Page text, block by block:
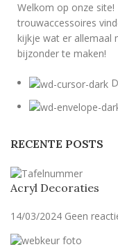
Welkom op onze
trouwaccessoires
kijkje wat er allemaal
bijzonder te maken!
RECENTE POSTS
Acryl Decoraties
14/03/2024 Geen